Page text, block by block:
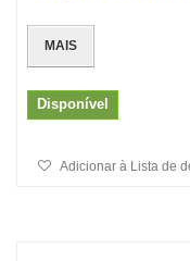
MAIS
Disponível
Adicionar à Lista de